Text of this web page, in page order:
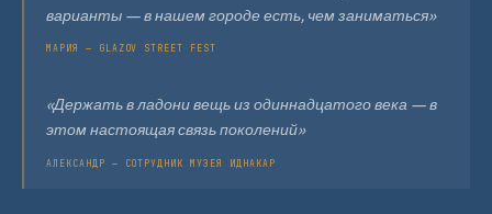
варианты — в нашем городе есть, чем заниматься»
МАРИЯ — GLAZOV STREET FEST
«Держать в ладони вещь из одиннадцатого века — в
этом настоящая связь поколений»
АЛЕКСАНДР — СОТРУДНИК МУЗЕЯ ИДНАКАР